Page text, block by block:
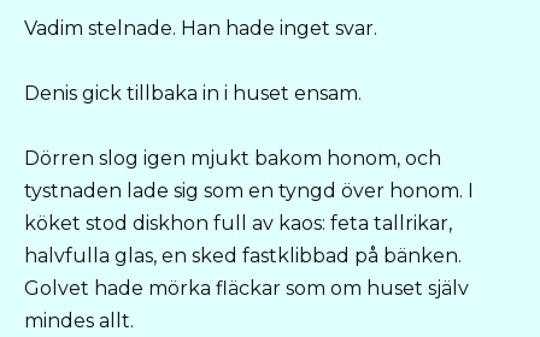
Vadim stelnade. Han hade inget svar.
Denis gick tillbaka in i huset ensam.
Dörren slog igen mjukt bakom honom, och
tystnaden lade sig som en tyngd över honom. I
köket stod diskhon full av kaos: feta tallrikar,
halvfulla glas, en sked fastklibbad på bänken.
Golvet hade mörka fläckar som om huset själv
mindes allt.